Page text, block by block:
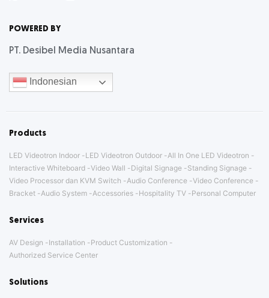
POWERED BY
PT. Desibel Media Nusantara
Indonesian
Products
LED Videotron Indoor LED Videotron Outdoor All In One LED Videotron
Interactive Whiteboard Video Wall Digital Signage
Standing Signage
Video Processor dan KVM Switch
Audio Conference Video Conference
Bracket Audio System Accessories Hospitality TV Personal Computer
Services
AV Design Installation
Product Customization
Authorized Service Center
Solutions